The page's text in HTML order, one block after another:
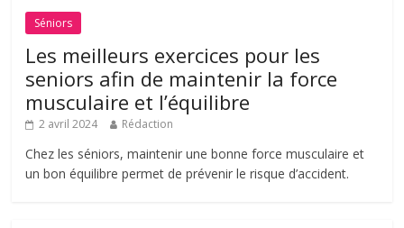
Séniors
Les meilleurs exercices pour les
seniors afin de maintenir la force
musculaire et l’équilibre
2 avril 2024 Rédaction
Chez les séniors, maintenir une bonne force musculaire et
un bon équilibre permet de prévenir le risque d’accident.